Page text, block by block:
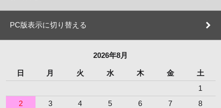
PC版表示に切り替える
2026年8月
日 月 火 水 木 金
土
1
2
3 4 5 6 7
8